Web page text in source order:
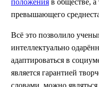
превышающего
Всё это позволило
интеллектуально
адаптироваться в
является гарантией
словами, можно